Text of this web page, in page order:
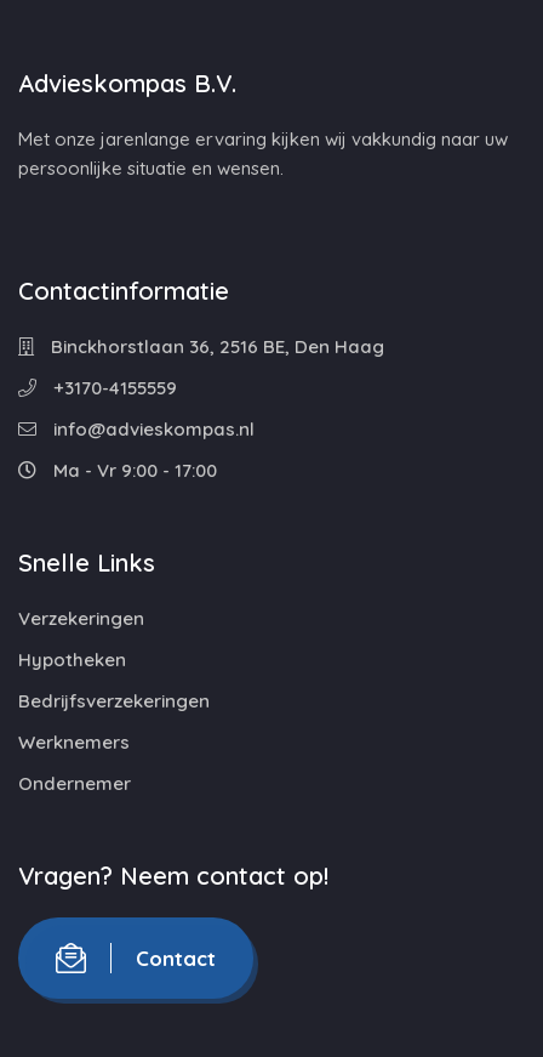
Advieskompas B.V.
Met onze jarenlange ervaring kijken wij vakkundig naar uw
persoonlijke situatie en wensen.
Contactinformatie
Binckhorstlaan 36, 2516 BE, Den Haag
+3170-4155559
info@advieskompas.nl
Ma - Vr 9:00 - 17:00
Snelle Links
Verzekeringen
Hypotheken
Bedrijfsverzekeringen
Werknemers
Ondernemer
Vragen? Neem contact op!
Contact